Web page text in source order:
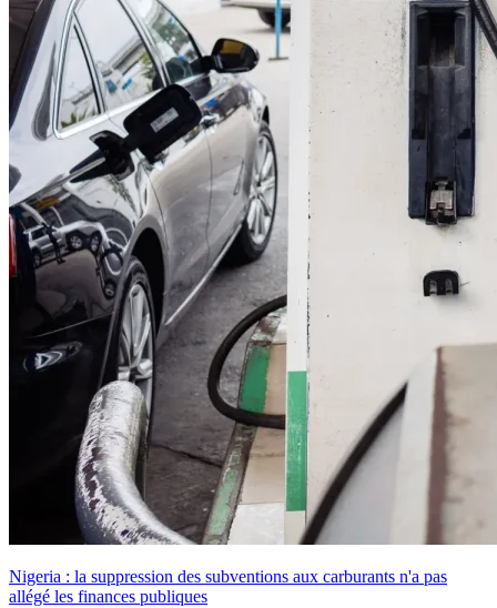
Nigeria : la suppression des subventions aux carburants n'a pas
allégé les finances publiques